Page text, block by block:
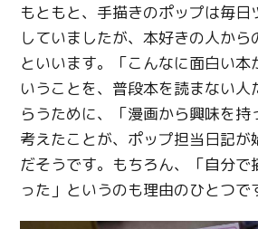
もともと、手描きのポップは毎日
していましたが、本好きの人から
といいます。「こんなに面白い本
いうことを、普段本を読まない人
らうために、「漫画から興味を持
考えたことが、ポップ担当日記が
だそうです。もちろん、「自分で
った」というのも理由のひとつで
Twitter
Facebook
Line
Copy URL